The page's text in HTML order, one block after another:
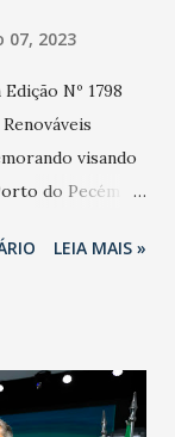
2023
Nº 1798
visando
do Pecém
O
Civil - Texto
LEIA MAIS »